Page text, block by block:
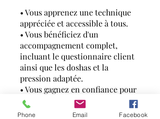
• Vous apprenez une technique
appréciée et accessible à tous.
• Vous bénéficiez d'un
accompagnement complet,
incluant le questionnaire client
ainsi que les doshas et la
pression adaptée.
• Vous gagnez en confiance pour
accueillir et masser vos premiers
clients.
Phone Email Facebook